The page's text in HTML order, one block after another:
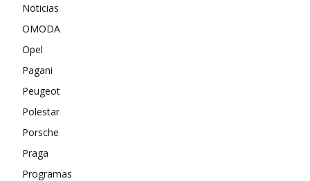
Noticias
OMODA
Opel
Pagani
Peugeot
Polestar
Porsche
Praga
Programas